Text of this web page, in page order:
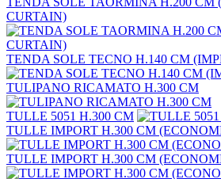
CURTAIN)
TENDA SOLE TECNO H.140 CM
TULIPANO RICAMATO H.300 CM
TULLE 5051 H.300 CM
TULLE IMPORT H.300 CM
TULLE IMPORT H.300 CM